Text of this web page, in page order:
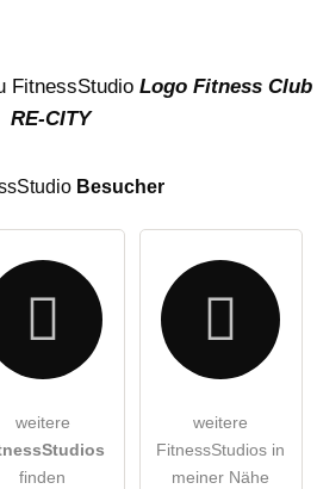
habe ich zur Kenntnis genommen.
FitnessStudio Logo Fitness Club
RE-CITY
Besucher
weitere
finden
weitere
FitnessStudios in
meiner Nähe